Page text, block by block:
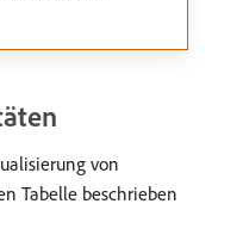
von
Tabelle beschrieben